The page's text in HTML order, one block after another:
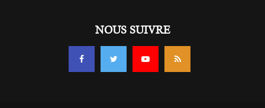
NOUS SUIVRE